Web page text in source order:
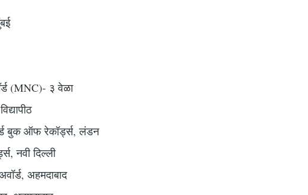
(MNC)- ३ वेळा
बुक ऑफ रेकॉर्ड्स, लंडन
नवी दिल्ली
अहमदाबाद